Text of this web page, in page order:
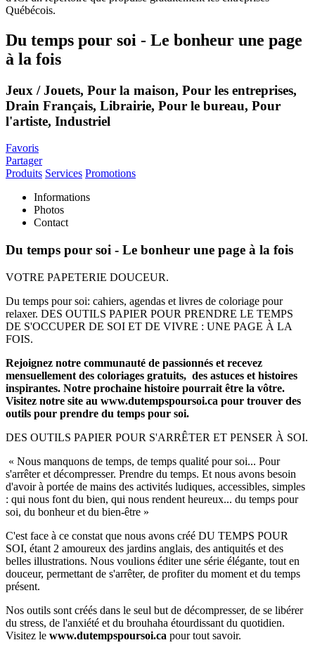
Du temps pour soi - Le bonheur une page
à la fois
Jeux / Jouets, Pour la maison, Pour les entreprises,
Drain Français, Librairie, Pour le bureau, Pour
l'artiste, Industriel
Favoris
Partager
Produits Services Promotions
Informations
Photos
Contact
Du temps pour soi - Le bonheur une page à la fois
VOTRE PAPETERIE DOUCEUR.
Du temps pour soi: cahiers, agendas et livres de coloriage pour
relaxer. DES OUTILS PAPIER POUR PRENDRE LE TEMPS
DE S'OCCUPER DE SOI ET DE VIVRE : UNE PAGE À LA
FOIS.
Rejoignez notre communauté de passionnés et recevez
mensuellement des coloriages gratuits, des astuces et histoires
inspirantes. Notre prochaine histoire pourrait être la vôtre.
Visitez notre site au www.dutempspoursoi.ca pour trouver des
outils pour prendre du temps pour soi.
DES OUTILS PAPIER POUR S'ARRÊTER ET PENSER À SOI.
« Nous manquons de temps, de temps qualité pour soi... Pour
s'arrêter et décompresser. Prendre du temps. Et nous avons besoin
d'avoir à portée de mains des activités ludiques, accessibles, simples
: qui nous font du bien, qui nous rendent heureux... du temps pour
soi, du bonheur et du bien-être »
C'est face à ce constat que nous avons créé DU TEMPS POUR
SOI, étant 2 amoureux des jardins anglais, des antiquités et des
belles illustrations. Nous voulions éditer une série élégante, tout en
douceur, permettant de s'arrêter, de profiter du moment et du temps
présent.
Nos outils sont créés dans le seul but de décompresser, de se libérer
du stress, de l'anxiété et du brouhaha étourdissant du quotidien.
Visitez le www.dutempspoursoi.ca pour tout savoir.